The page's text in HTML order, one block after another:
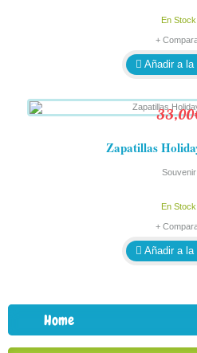
En Stock
+
Añadir a la
Zapatillas
Souvenir
En Stock
+
Añadir a la
Home